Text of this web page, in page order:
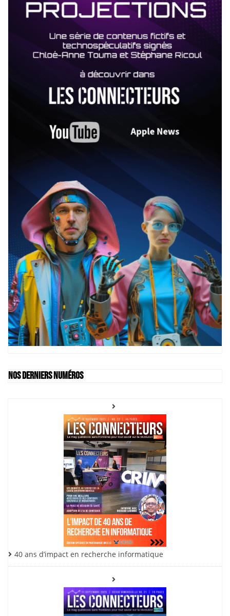
Nos derniers numéros
40 ans d’impact en recherche informatique